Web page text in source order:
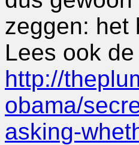
zeggen: het
Lees ook
http://
obama/
asking-